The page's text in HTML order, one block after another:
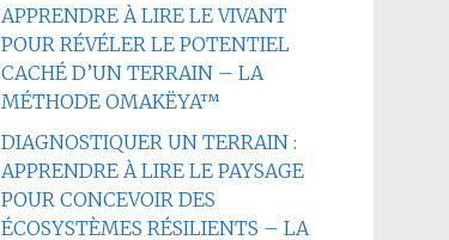
APPRENDRE À LIRE LE VIVANT
POUR RÉVÉLER LE POTENTIEL
CACHÉ D’UN TERRAIN – LA
MÉTHODE OMAKËYA™
DIAGNOSTIQUER UN TERRAIN :
APPRENDRE À LIRE LE PAYSAGE
POUR CONCEVOIR DES
ÉCOSYSTÈMES RÉSILIENTS – LA